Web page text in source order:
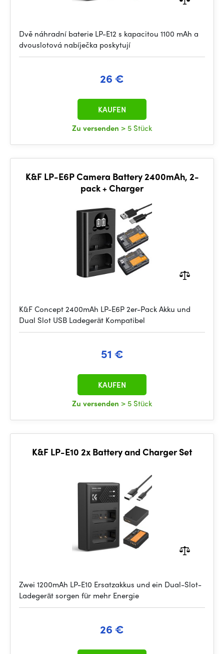
Dvě náhradní baterie LP-E12 s kapacitou 1100 mAh a
dvouslotová nabíječka poskytují
26 €
Zu versenden > 5 Stück
KAUFEN
K&F LP-E6P Camera Battery 2400mAh, 2-
pack + Charger
K&F Concept 2400mAh LP-E6P 2er-Pack Akku und
Dual Slot USB Ladegerät Kompatibel
51 €
Zu versenden > 5 Stück
KAUFEN
K&F LP-E10 2x Battery and Charger Set
Zwei 1200mAh LP-E10 Ersatzakkus und ein Dual-Slot-
Ladegerät sorgen für mehr Energie
26 €